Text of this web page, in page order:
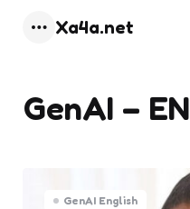
Xa4a.net
GenAI – EN
GenAI English